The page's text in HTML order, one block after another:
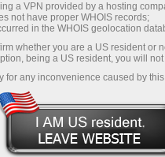
फ्री पर्सनर्सल ट्रेडि गं
मार्केट न्यज़ू , वि श्लेषण
जगह पर, जब भी
a VPN provided by a hosting
not have proper WHOIS records;
in the WHOIS geolocation
whether you are a US resident or
being a US resident, you will
for any inconvenience caused by